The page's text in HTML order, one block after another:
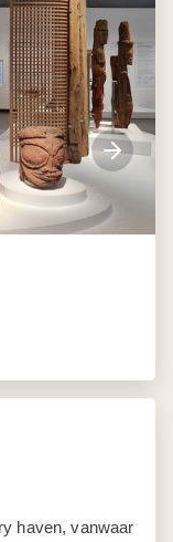
haven, vanwaar
neemt. In
Moorea, ook
door de nabije